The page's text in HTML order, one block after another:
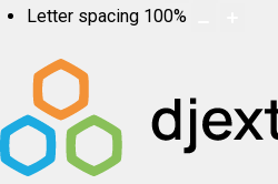
Letter spacing 100%